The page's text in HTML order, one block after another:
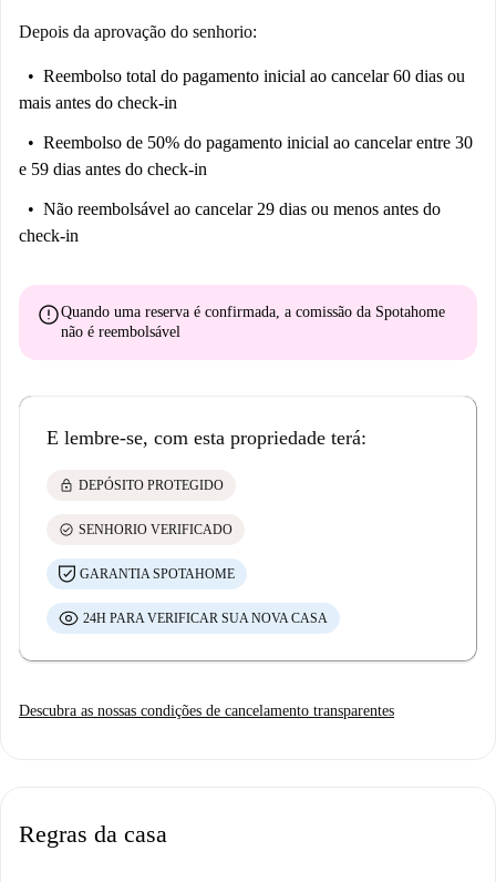
Depois da aprovação do senhorio:
Reembolso total do pagamento inicial ao cancelar 60 dias ou
mais antes do check-in
Reembolso de 50% do pagamento inicial ao cancelar entre 30
e 59 dias antes do check-in
Não reembolsável ao cancelar 29 dias ou menos antes do
check-in
errorQuando uma reserva é confirmada, a comissão da Spotahome
não é reembolsável
E lembre-se, com esta propriedade terá:
lock DEPÓSITO PROTEGIDO
check_circle SENHORIO VERIFICADO
GARANTIA SPOTAHOME
24H PARA VERIFICAR SUA NOVA CASA
Descubra as nossas condições de cancelamento transparentes
Regras da casa